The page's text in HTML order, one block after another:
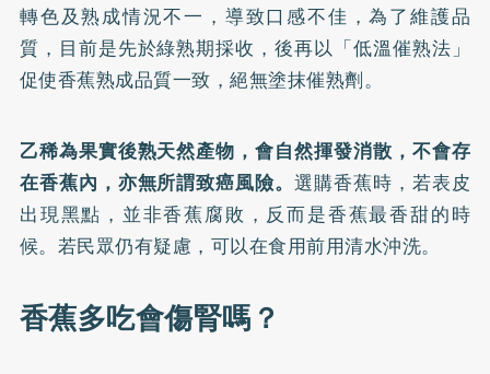
轉色及熟成情況不一，導致口感不佳，為了維護品
質，目前是先於綠熟期採收，後再以「低溫催熟法」
促使香蕉熟成品質一致，絕無塗抹催熟劑。
乙稀為果實後熟天然產物，會自然揮發消散，不會存
在香蕉內，亦無所謂致癌風險。選購香蕉時，若表皮
出現黑點，並非香蕉腐敗，反而是香蕉最香甜的時
候。若民眾仍有疑慮，可以在食用前用清水沖洗。
香蕉多吃會傷腎嗎？